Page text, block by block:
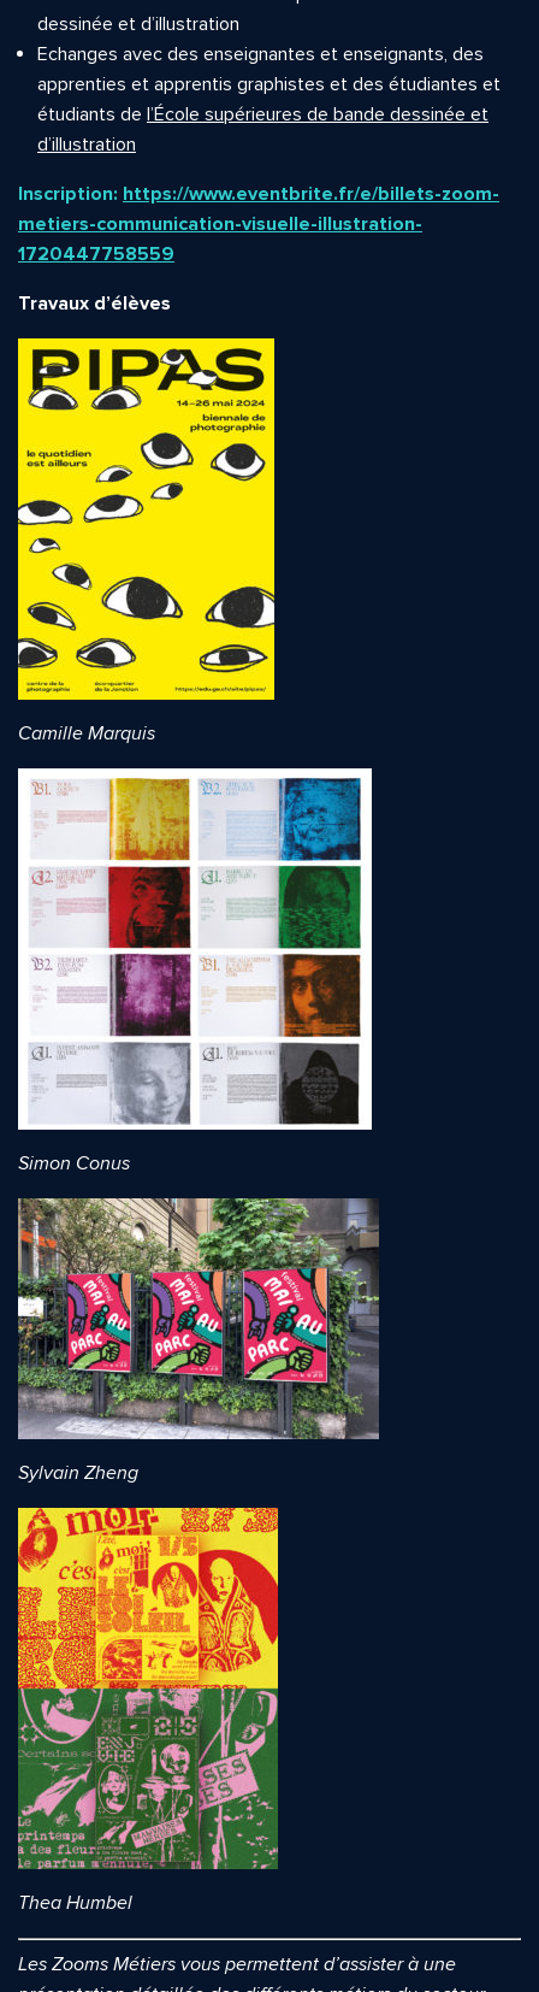
dessinée et d’illustration
Echanges avec des enseignantes et enseignants, des
apprenties et apprentis graphistes et des étudiantes et
étudiants de l’École supérieures de bande dessinée et
d’illustration
Inscription: https://www.eventbrite.fr/e/billets-zoom-
metiers-communication-visuelle-illustration-
1720447758559
Travaux d’élèves
Camille Marquis
Simon Conus
Sylvain Zheng
Thea Humbel
Les Zooms Métiers vous permettent d’assister à une
Prénom et nom*
Adresse e-mail*
Message*
Quelle est la pertinence de cette page?
Commentaire*